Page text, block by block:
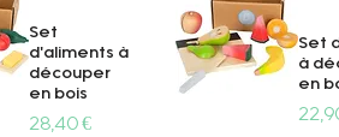
Set
d'aliments à
découper
en bois
Prix
28,40 €
Set
à
en
Prix